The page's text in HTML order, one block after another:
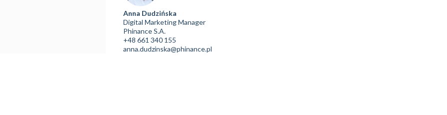
Anna Dudzińska
Digital Marketing Manager
Phinance S.A.
+48 661 340 155
anna.dudzinska@phinance.pl